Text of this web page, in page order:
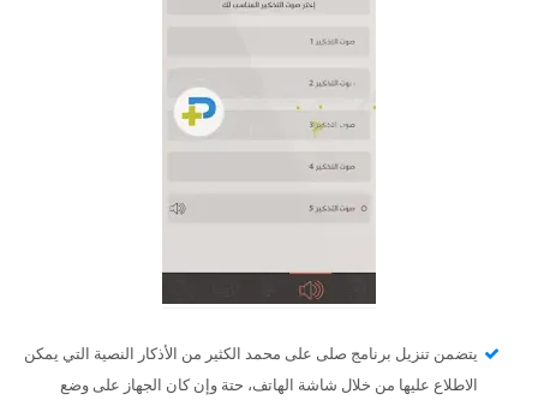
يتضمن تنزيل برنامج صلى على محمد الكثير من الأذكار النصية التي يمكن
الاطلاع عليها من خلال شاشة الهاتف، حتة وإن كان الجهاز على وضع